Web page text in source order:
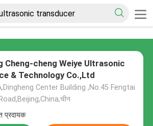
Cheng-cheng Weiye Ultrasonic
& Technology Co.,Ltd
Center Building ,No.45 Fengtai
प्रदायक